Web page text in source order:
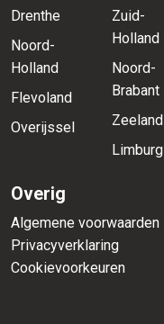
Drenthe
Noord-
Holland
Flevoland
Overijssel
Zuid-
Holland
Noord-
Brabant
Zeeland
Limburg
Overig
Algemene voorwaarden
Privacyverklaring
Cookievoorkeuren